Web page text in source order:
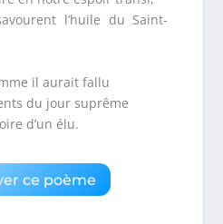
l’huile du Saint-
il aurait fallu
du jour suprême
d’un élu.
ce poème